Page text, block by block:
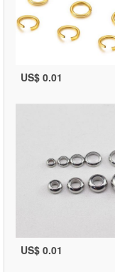
US$ 0.01
US$ 0.01